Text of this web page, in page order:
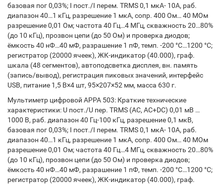
базовая пог 0,03%; I пост./I перем. TRMS 0,1 мкА- 10А, раб.
диапазон 40…1 кГц, разрешение 1 мкА, сопр. 400 Ом… 40 МОм
разрешение 0,01 Ом; частота 40 Гц…4 МГц, скважность 20…80%
(до 10 кГц), прозвон цепи (до 50 Ом) и проверка диодов;
ёмкость 40 нФ…40 мФ, разрашение 1 пФ, темп. -200 °С…1200 °С;
регистратор (20000 ячеек), ЖК-индикатор (40.000), граф.
шкала (48 сегментов), автоподсветка дисплея, вн. память
(запись/вывод), регистрация пиковых значений, интерфейс
USB, питание 1,5 В×4 шт, 95×207×52 мм, масса 630 г.
Мультиметр цифровой APPA 503: Краткие технические
характеристики: U пост./U пер. TRMS (АС, AC+DC) 0,01 мВ …
1000 В, раб. диапазон 40 Гц-100 кГц, разрешение 0,1 мкВ,
базовая пог 0,03%; I пост./I перем. TRMS 0,1 мкА- 10А, раб.
диапазон 40…1 кГц, разрешение 1 мкА, сопр. 400 Ом… 40 МОм
разрешение 0,01 Ом; частота 40 Гц…4 МГц, скважность 20…80%
(до 10 кГц), прозвон цепи (до 50 Ом) и проверка диодов;
ёмкость 40 нФ…40 мФ, разрашение 1 пФ, темп. -200 °С…1200 °С;
регистратор (20000 ячеек), ЖК-индикатор (40.000), граф.